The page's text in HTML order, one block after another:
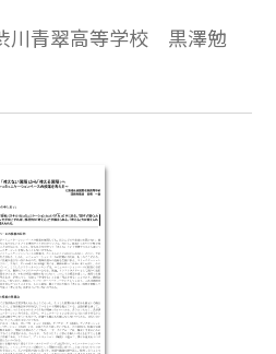
のか。その前に下人は
ていることがらが、ど
川青翠高等学校 黒澤勉